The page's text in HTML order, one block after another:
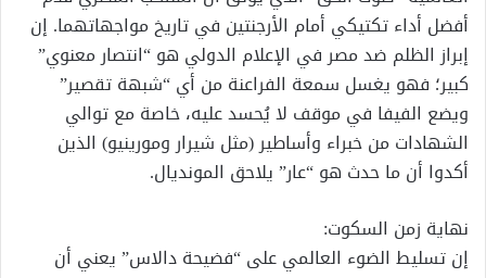
أفضل أداء تكتيكي أمام الأرجنتين في تاريخ مواجهاتهما. إن
إبراز الظلم ضد مصر في الإعلام الدولي هو “انتصار معنوي”
كبير؛ فهو يغسل سمعة الفراعنة من أي “شبهة تقصير”
ويضع الفيفا في موقف لا يُحسد عليه، خاصة مع توالي
الشهادات من خبراء وأساطير (مثل شيرار ومورينيو) الذين
أكدوا أن ما حدث هو “عار” يلاحق المونديال.
نهاية زمن السكوت:
إن تسليط الضوء العالمي على “فضيحة دالاس” يعني أن